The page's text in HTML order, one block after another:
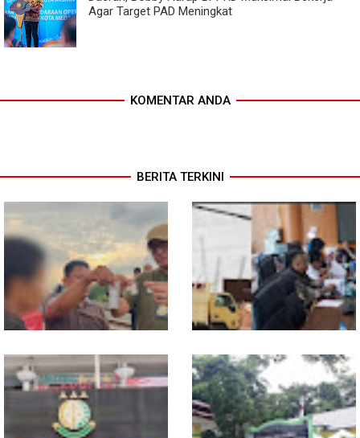
Agar Target PAD Meningkat
KOMENTAR ANDA
BERITA TERKINI
Jual Sabu di Bantaran Rel
Kereta Api Tembung,
Polrestabes Medan 'Gulung'
Anggota Geng Motor
PBG Belum Terbit, DPRD
Medan Minta Proyek 9 Ruko
Wins Square Dihentikan